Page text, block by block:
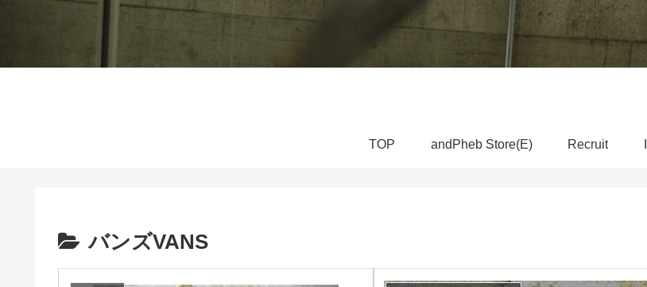
TOP andPheb Store(E) Recruit
バンズVANS